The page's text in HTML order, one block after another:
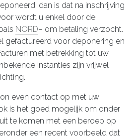
dan is dat na inschrijving
wordt u enkel door de
NORD– om betaling verzocht.
gefactureerd voor deponering en
met betrekking tot uw
instanties zijn vrijwel
even contact op met uw
is het goed mogelijk om onder
te komen met een beroep op
een recent voorbeeld dat